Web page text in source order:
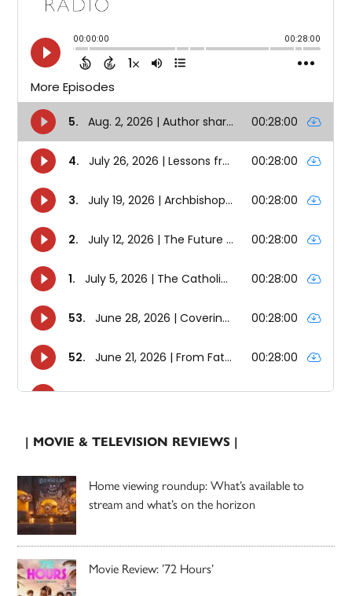
| MOVIE & TELEVISION REVIEWS |
Home viewing roundup: What’s available to
stream and what’s on the horizon
Movie Review: ’72 Hours’